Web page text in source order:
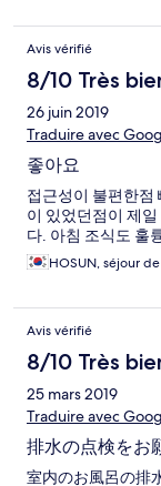
Avis vérifié
8/10 Très
26 juin 2019
Traduire avec
좋아요
접근성이 불편한점
이 있었던점이 제
다. 아침 조식도 훌
HOSUN, séjour
Avis vérifié
8/10 Très
25 mars 2019
Traduire avec
排水の点検をお
室内のお風呂の排